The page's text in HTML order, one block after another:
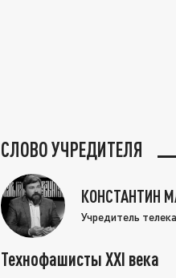
СЛОВО УЧРЕДИТЕЛЯ
КОНСТАНТИН
Учредитель
Технофашисты XXI века